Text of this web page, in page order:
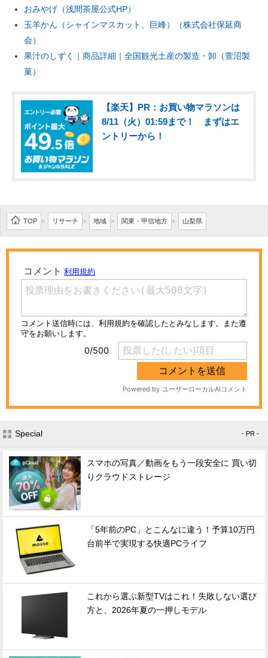
おみやげ（浅間茶屋公式HP）
玉羊かん（シャインマスカット、巨峰）（株式会社保延商
会）
果汁のしずく｜商品詳細｜全国観光土産の製造・卸（萱沼製
菓）
【楽天】PR：お買い物マラソンは
8/11（火）01:59まで！ まずはエ
ントリーから！
TOP > リサーチ > 地域 > 関東・甲信地方 > 山梨県
Special - PR -
スマホの写真／動画をもう一段安全に 買い切
りクラウドストレージ
「5年前のPC」とこんなに違う！予算10万円
台前半で実現する快適PCライフ
これから選ぶ新型TVはこれ！失敗しない選び
方と、2026年夏の一押しモデル